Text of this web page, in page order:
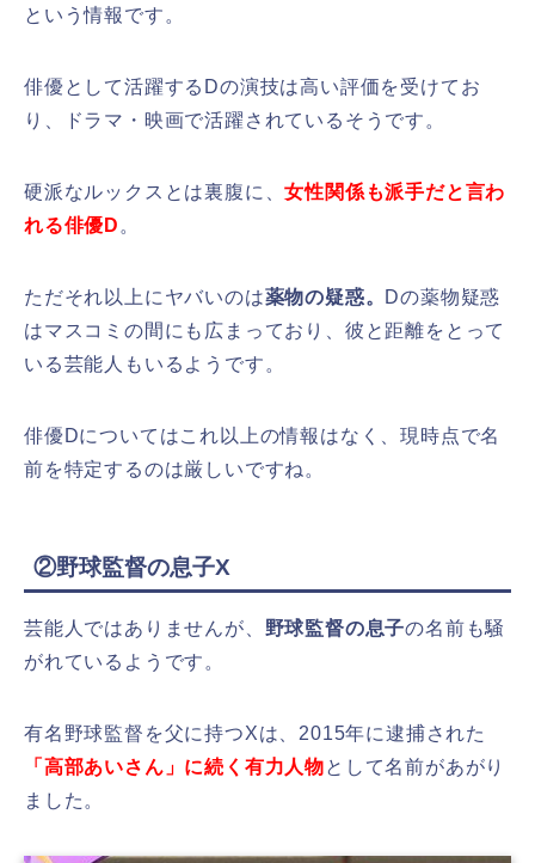
という情報です。
俳優として活躍するDの演技は高い評価を受けてお
り、ドラマ・映画で活躍されているそうです。
硬派なルックスとは裏腹に、女性関係も派手だと言わ
れる俳優D 。
ただそれ以上にヤバいのは薬物の疑惑。 Dの薬物疑惑
はマスコミの間にも広まっており、彼と距離をとって
いる芸能人もいるようです。
俳優Dについてはこれ以上の情報はなく、現時点で名
前を特定するのは厳しいですね。
②野球監督の息子X
芸能人ではありませんが、 野球監督の息子の名前も騒
がれているようです。
有名野球監督を父に持つXは、2015年に逮捕された
「高部あいさん」に続く有力人物として名前があがり
ました。